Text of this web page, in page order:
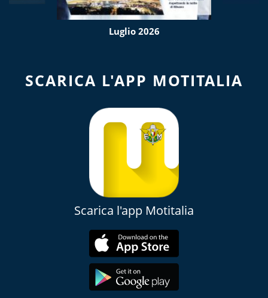
Luglio 2026
SCARICA L'APP MOTITALIA
Scarica l'app Motitalia